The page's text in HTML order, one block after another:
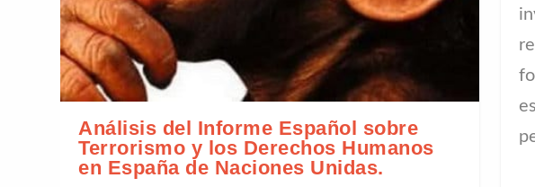
Análisis del Informe Español sobre
Terrorismo y los Derechos Humanos
en España de Naciones Unidas.